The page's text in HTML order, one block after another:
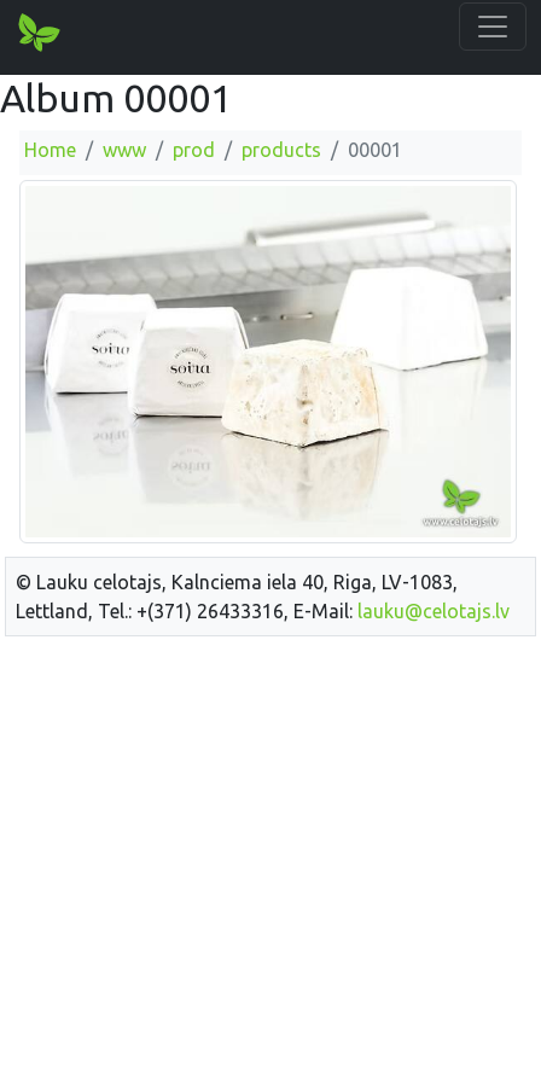
Album 00001
Home www prod products 00001
© Lauku celotajs, Kalnciema iela 40, Riga, LV-1083,
Lettland, Tel.: +(371) 26433316, E-Mail: lauku@celotajs.lv